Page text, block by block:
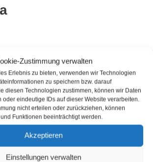
Zustimmung verwalten
Erlebnis zu bieten, verwenden wir Technologien
zu speichern bzw. darauf
diesen Technologien zustimmen, können wir Daten
oder eindeutige IDs auf dieser Website verarbeiten.
nicht erteilen oder zurückziehen, können
Funktionen beeinträchtigt werden.
Akzeptieren
Einstellungen verwalten
ve yağdan arındırın (örn.
asetat veya beyaz ispirtoile).
kuru ve yağdan arındırılmış olmalıdır.
15-30 °C, bağıl nem: %50-80.
ışığından kaçının.